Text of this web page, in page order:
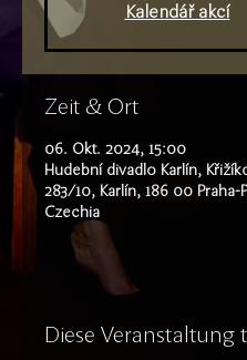
Kalendář akcí
Zeit & Ort
06. Okt. 2024, 15:00
Hudební divadlo Karlín,
283/10, Karlín, 186 00 Praha-
Czechia
Diese Veranstaltung